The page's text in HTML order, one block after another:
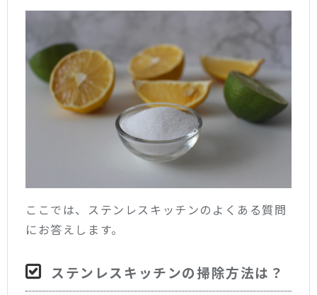
ここでは、ステンレスキッチンのよくある質問
にお答えします。
ステンレスキッチンの掃除方法は？